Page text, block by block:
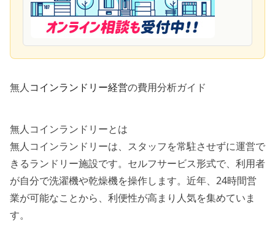
無人コインランドリー経営の費用分析ガイド
無人コインランドリーとは
無人コインランドリーは、スタッフを常駐させずに運営で
きるランドリー施設です。セルフサービス形式で、利用者
が自分で洗濯機や乾燥機を操作します。近年、24時間営
業が可能なことから、利便性が高まり人気を集めていま
す。